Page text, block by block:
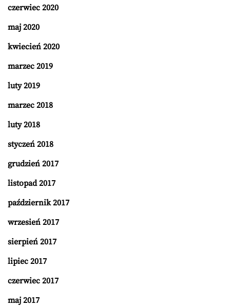
czerwiec 2020
maj 2020
kwiecień 2020
marzec 2019
luty 2019
marzec 2018
luty 2018
styczeń 2018
grudzień 2017
listopad 2017
październik 2017
wrzesień 2017
sierpień 2017
lipiec 2017
czerwiec 2017
maj 2017